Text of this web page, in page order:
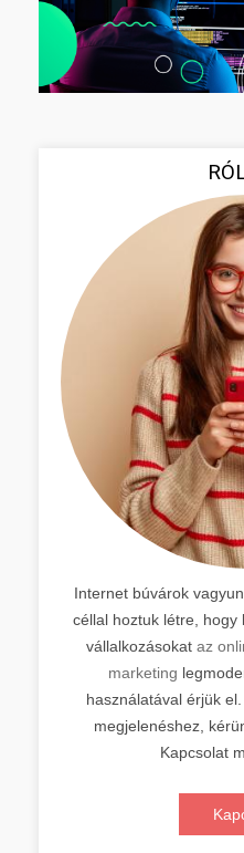
Internet búvárok
céllal hoztuk létre,
vállalkozásokat az
marketing
használatával érjük el.
megjelenéshez,
Kapcsolat